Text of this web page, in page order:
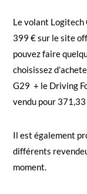
Le volant Logitech
399 € sur le site
pouvez faire
choisissez
G29 + le Driving
vendu pour 371,33
Il est également
différents
moment.